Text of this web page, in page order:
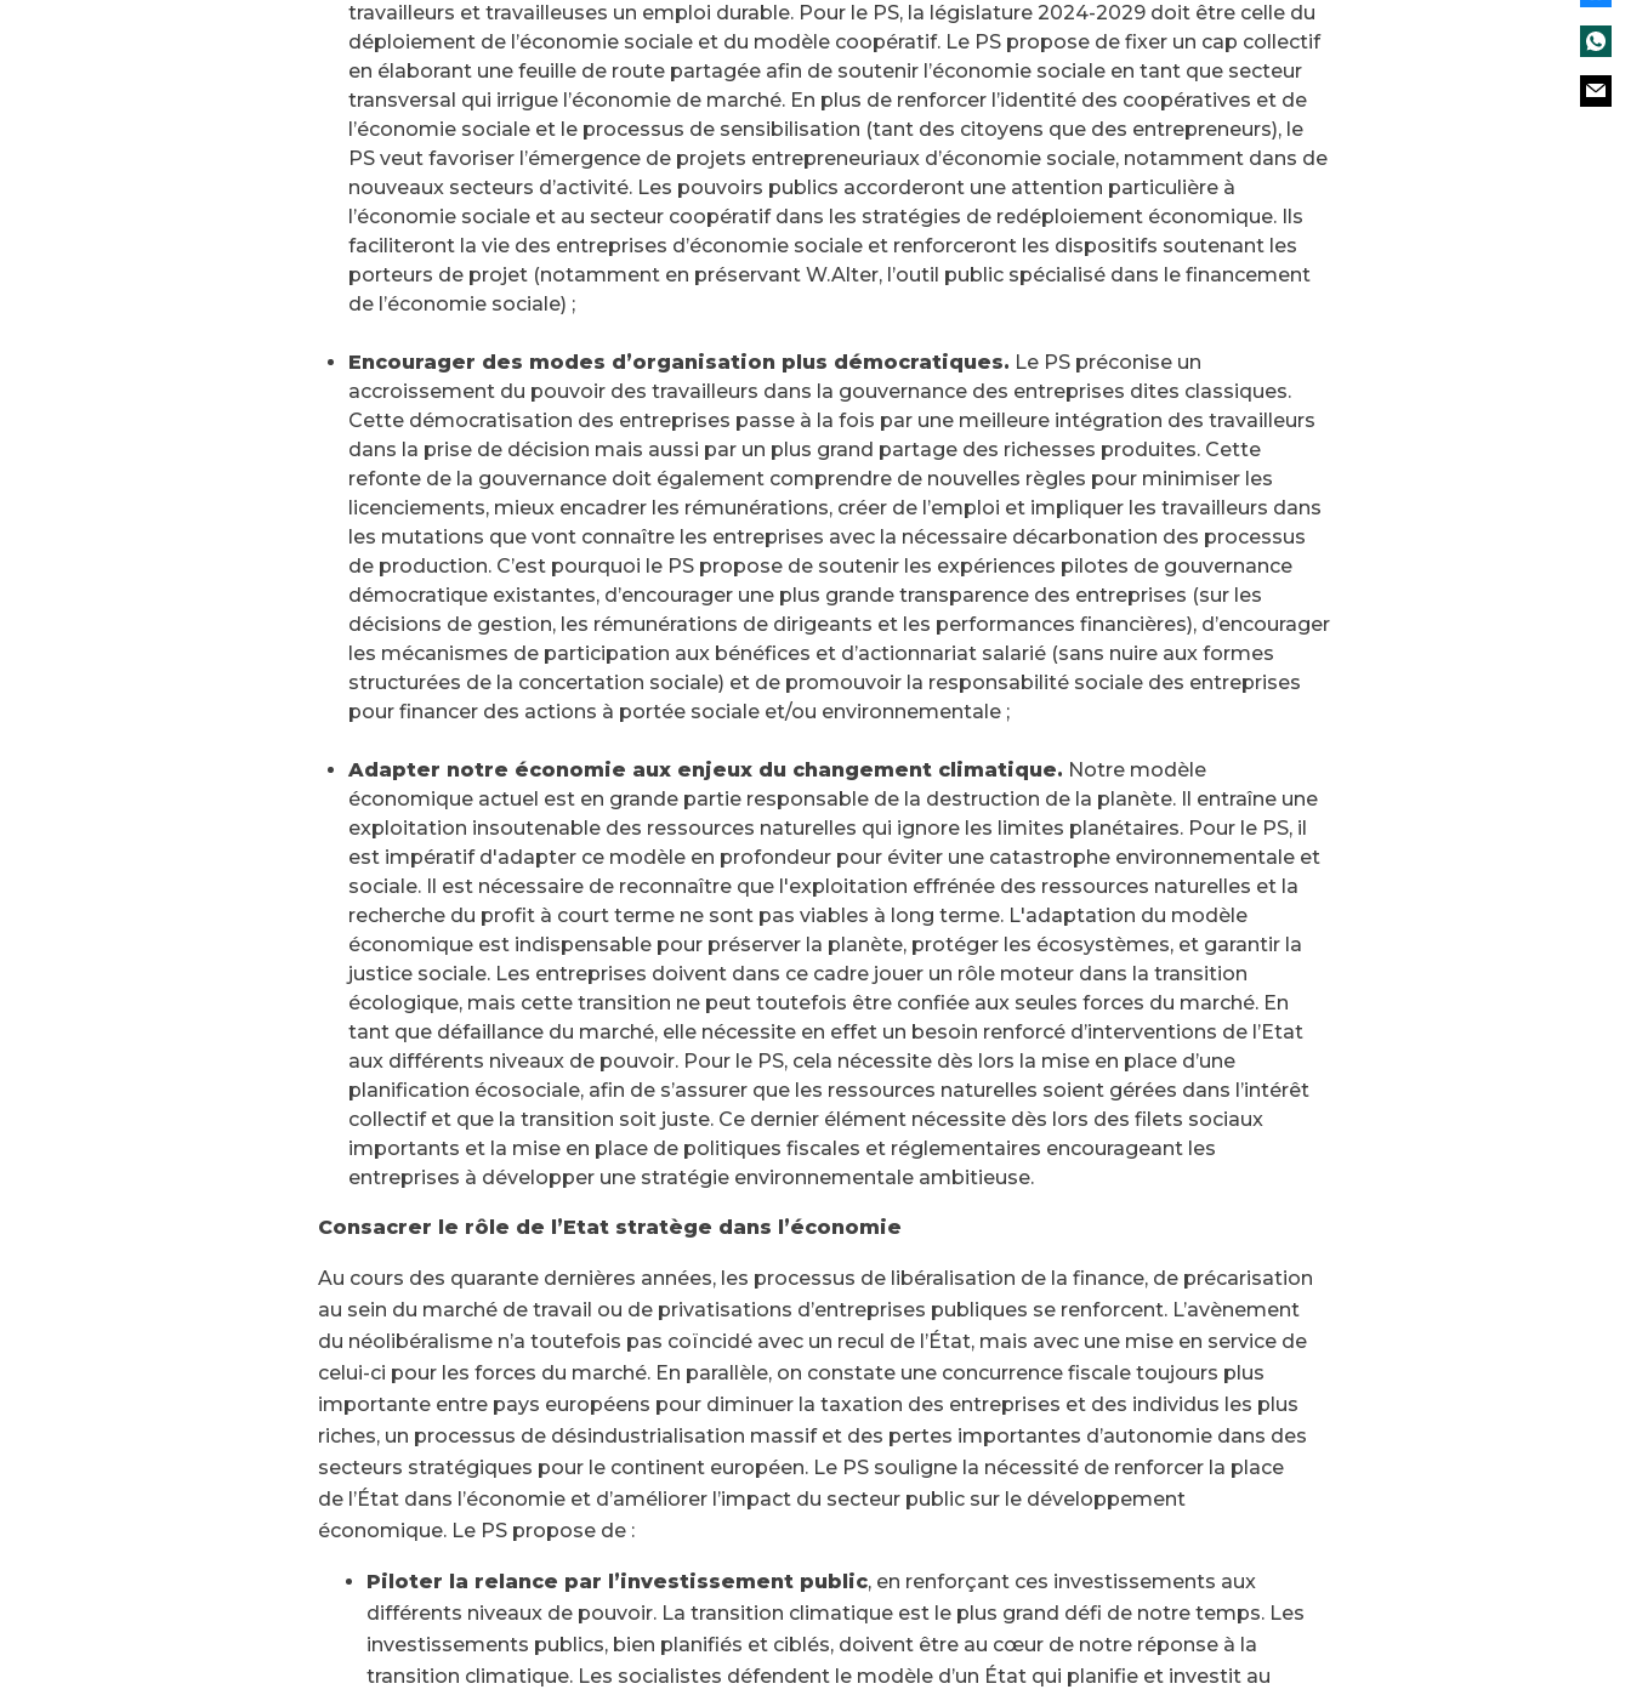
travailleurs et travailleuses un emploi durable. Pour le PS, la législature 2024-2029 doit être celle du
déploiement de l’économie sociale et du modèle coopératif. Le PS propose de fixer un cap collectif
en élaborant une feuille de route partagée afin de soutenir l’économie sociale en tant que secteur
transversal qui irrigue l’économie de marché. En plus de renforcer l’identité des coopératives et de
l’économie sociale et le processus de sensibilisation (tant des citoyens que des entrepreneurs), le
PS veut favoriser l’émergence de projets entrepreneuriaux d’économie sociale, notamment dans de
nouveaux secteurs d’activité. Les pouvoirs publics accorderont une attention particulière à
l’économie sociale et au secteur coopératif dans les stratégies de redéploiement économique. Ils
faciliteront la vie des entreprises d’économie sociale et renforceront les dispositifs soutenant les
porteurs de projet (notamment en préservant W.Alter, l’outil public spécialisé dans le financement
de l’économie sociale) ;
Encourager des modes d’organisation plus démocratiques. Le PS préconise un
accroissement du pouvoir des travailleurs dans la gouvernance des entreprises dites classiques.
Cette démocratisation des entreprises passe à la fois par une meilleure intégration des travailleurs
dans la prise de décision mais aussi par un plus grand partage des richesses produites. Cette
refonte de la gouvernance doit également comprendre de nouvelles règles pour minimiser les
licenciements, mieux encadrer les rémunérations, créer de l’emploi et impliquer les travailleurs dans
les mutations que vont connaître les entreprises avec la nécessaire décarbonation des processus
de production. C’est pourquoi le PS propose de soutenir les expériences pilotes de gouvernance
démocratique existantes, d’encourager une plus grande transparence des entreprises (sur les
décisions de gestion, les rémunérations de dirigeants et les performances financières), d’encourager
les mécanismes de participation aux bénéfices et d’actionnariat salarié (sans nuire aux formes
structurées de la concertation sociale) et de promouvoir la responsabilité sociale des entreprises
pour financer des actions à portée sociale et/ou environnementale ;
Adapter notre économie aux enjeux du changement climatique. Notre modèle
économique actuel est en grande partie responsable de la destruction de la planète. Il entraîne une
exploitation insoutenable des ressources naturelles qui ignore les limites planétaires. Pour le PS, il
est impératif d'adapter ce modèle en profondeur pour éviter une catastrophe environnementale et
sociale. Il est nécessaire de reconnaître que l'exploitation effrénée des ressources naturelles et la
recherche du profit à court terme ne sont pas viables à long terme. L'adaptation du modèle
économique est indispensable pour préserver la planète, protéger les écosystèmes, et garantir la
justice sociale. Les entreprises doivent dans ce cadre jouer un rôle moteur dans la transition
écologique, mais cette transition ne peut toutefois être confiée aux seules forces du marché. En
tant que défaillance du marché, elle nécessite en effet un besoin renforcé d’interventions de l’Etat
aux différents niveaux de pouvoir. Pour le PS, cela nécessite dès lors la mise en place d’une
planification écosociale, afin de s’assurer que les ressources naturelles soient gérées dans l’intérêt
collectif et que la transition soit juste. Ce dernier élément nécessite dès lors des filets sociaux
importants et la mise en place de politiques fiscales et réglementaires encourageant les
entreprises à développer une stratégie environnementale ambitieuse.
Consacrer le rôle de l’Etat stratège dans l’économie
Au cours des quarante dernières années, les processus de libéralisation de la finance, de précarisation
au sein du marché de travail ou de privatisations d’entreprises publiques se renforcent. L’avènement
du néolibéralisme n’a toutefois pas coïncidé avec un recul de l’État, mais avec une mise en service de
celui-ci pour les forces du marché. En parallèle, on constate une concurrence fiscale toujours plus
importante entre pays européens pour diminuer la taxation des entreprises et des individus les plus
riches, un processus de désindustrialisation massif et des pertes importantes d’autonomie dans des
secteurs stratégiques pour le continent européen. Le PS souligne la nécessité de renforcer la place
de l’État dans l’économie et d’améliorer l’impact du secteur public sur le développement
économique. Le PS propose de :
Piloter la relance par l’investissement public, en renforçant ces investissements aux
différents niveaux de pouvoir. La transition climatique est le plus grand défi de notre temps. Les
investissements publics, bien planifiés et ciblés, doivent être au cœur de notre réponse à la
transition climatique. Les socialistes défendent le modèle d’un État qui planifie et investit au